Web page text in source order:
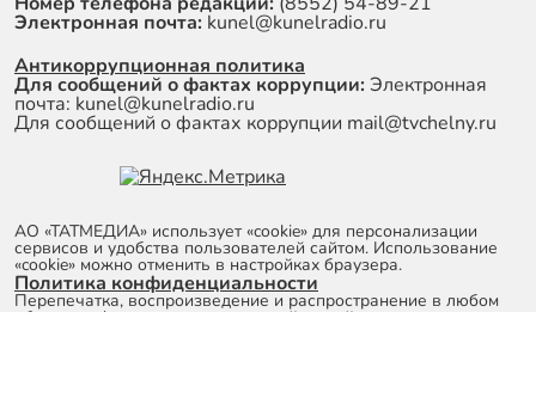
Электронная почта: kunel@kunelradio.ru
Антикоррупционная политика
Для сообщений о фактах коррупции:Электронная
почта: kunel@kunelradio.ru
Для сообщений о фактах коррупции mail@tvchelny.ru
Политика конфиденциальности
АО «ТАТМЕДИА» использует «cookie» для персонализации
сервисов и удобства пользователей сайтом. Использование
«cookie» можно отменить в настройках браузера.
Перепечатка, воспроизведение и распространение в любом
объеме информации, размещенной на сайте, возможна только